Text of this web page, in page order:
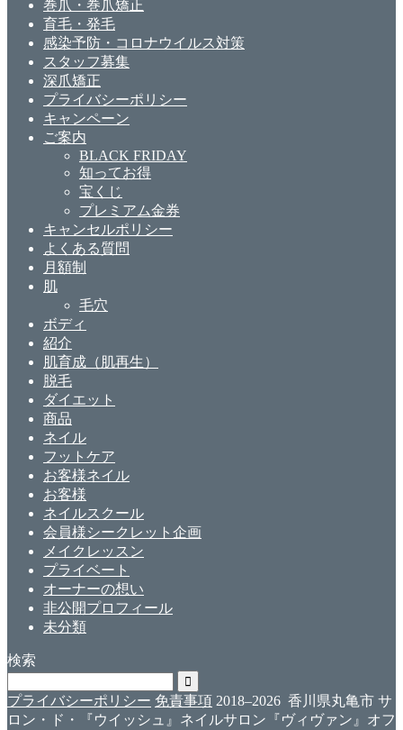
巻爪・巻爪矯正
育毛・発毛
感染予防・コロナウイルス対策
スタッフ募集
深爪矯正
プライバシーポリシー
キャンペーン
ご案内
BLACK FRIDAY
知ってお得
宝くじ
プレミアム金券
キャンセルポリシー
よくある質問
月額制
肌
毛穴
ボディ
紹介
肌育成（肌再生）
脱毛
ダイエット
商品
ネイル
フットケア
お客様ネイル
お客様
ネイルスクール
会員様シークレット企画
メイクレッスン
プライベート
オーナーの想い
非公開プロフィール
未分類
検索
プライバシーポリシー 免責事項 2018–2026 香川県丸亀市 サ
ロン・ド・『ウイッシュ』ネイルサロン『ヴィヴァン』オフ